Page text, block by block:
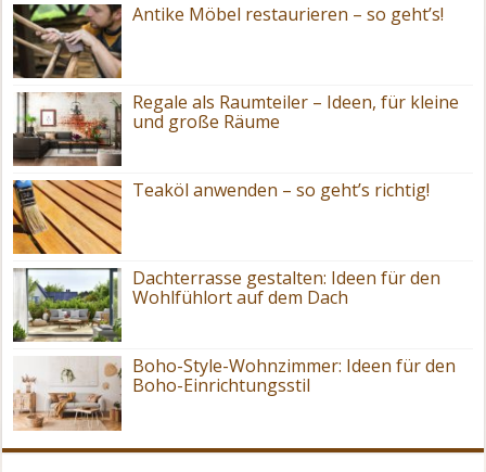
Antike Möbel restaurieren – so geht’s!
Regale als Raumteiler – Ideen, für kleine
und große Räume
Teaköl anwenden – so geht’s richtig!
Dachterrasse gestalten: Ideen für den
Wohlfühlort auf dem Dach
Boho-Style-Wohnzimmer: Ideen für den
Boho-Einrichtungsstil